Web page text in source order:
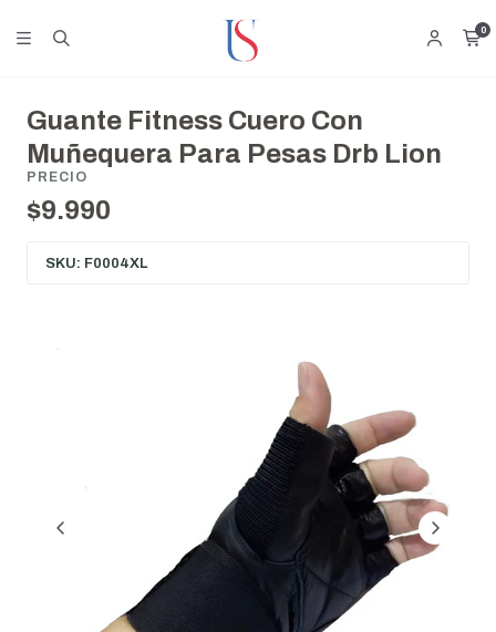
0
Guante Fitness Cuero Con
Muñequera Para Pesas Drb Lion
PRECIO
$9.990
SKU: F0004XL